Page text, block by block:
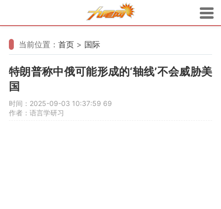
当前位置： 首页 > 国际
特朗普称中俄可能形成的‘轴线’不会威胁美
国
时间：2025-09-03 10:37:59 69
作者：语言学研习